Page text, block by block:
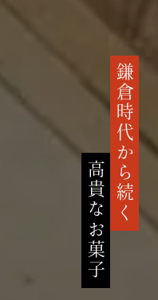
鎌倉時代から続く
高貴なお菓子